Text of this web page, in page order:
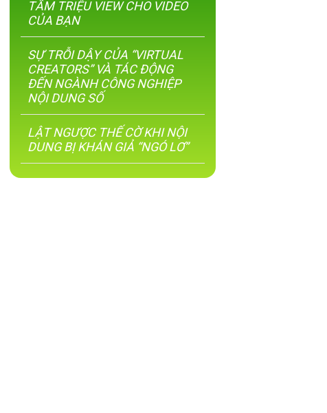
TẦM TRIỆU VIEW CHO VIDEO
CỦA BẠN
SỰ TRỖI DẬY CỦA “VIRTUAL
CREATORS” VÀ TÁC ĐỘNG
ĐẾN NGÀNH CÔNG NGHIỆP
NỘI DUNG SỐ
LẬT NGƯỢC THẾ CỜ KHI NỘI
DUNG BỊ KHÁN GIẢ “NGÓ LƠ”